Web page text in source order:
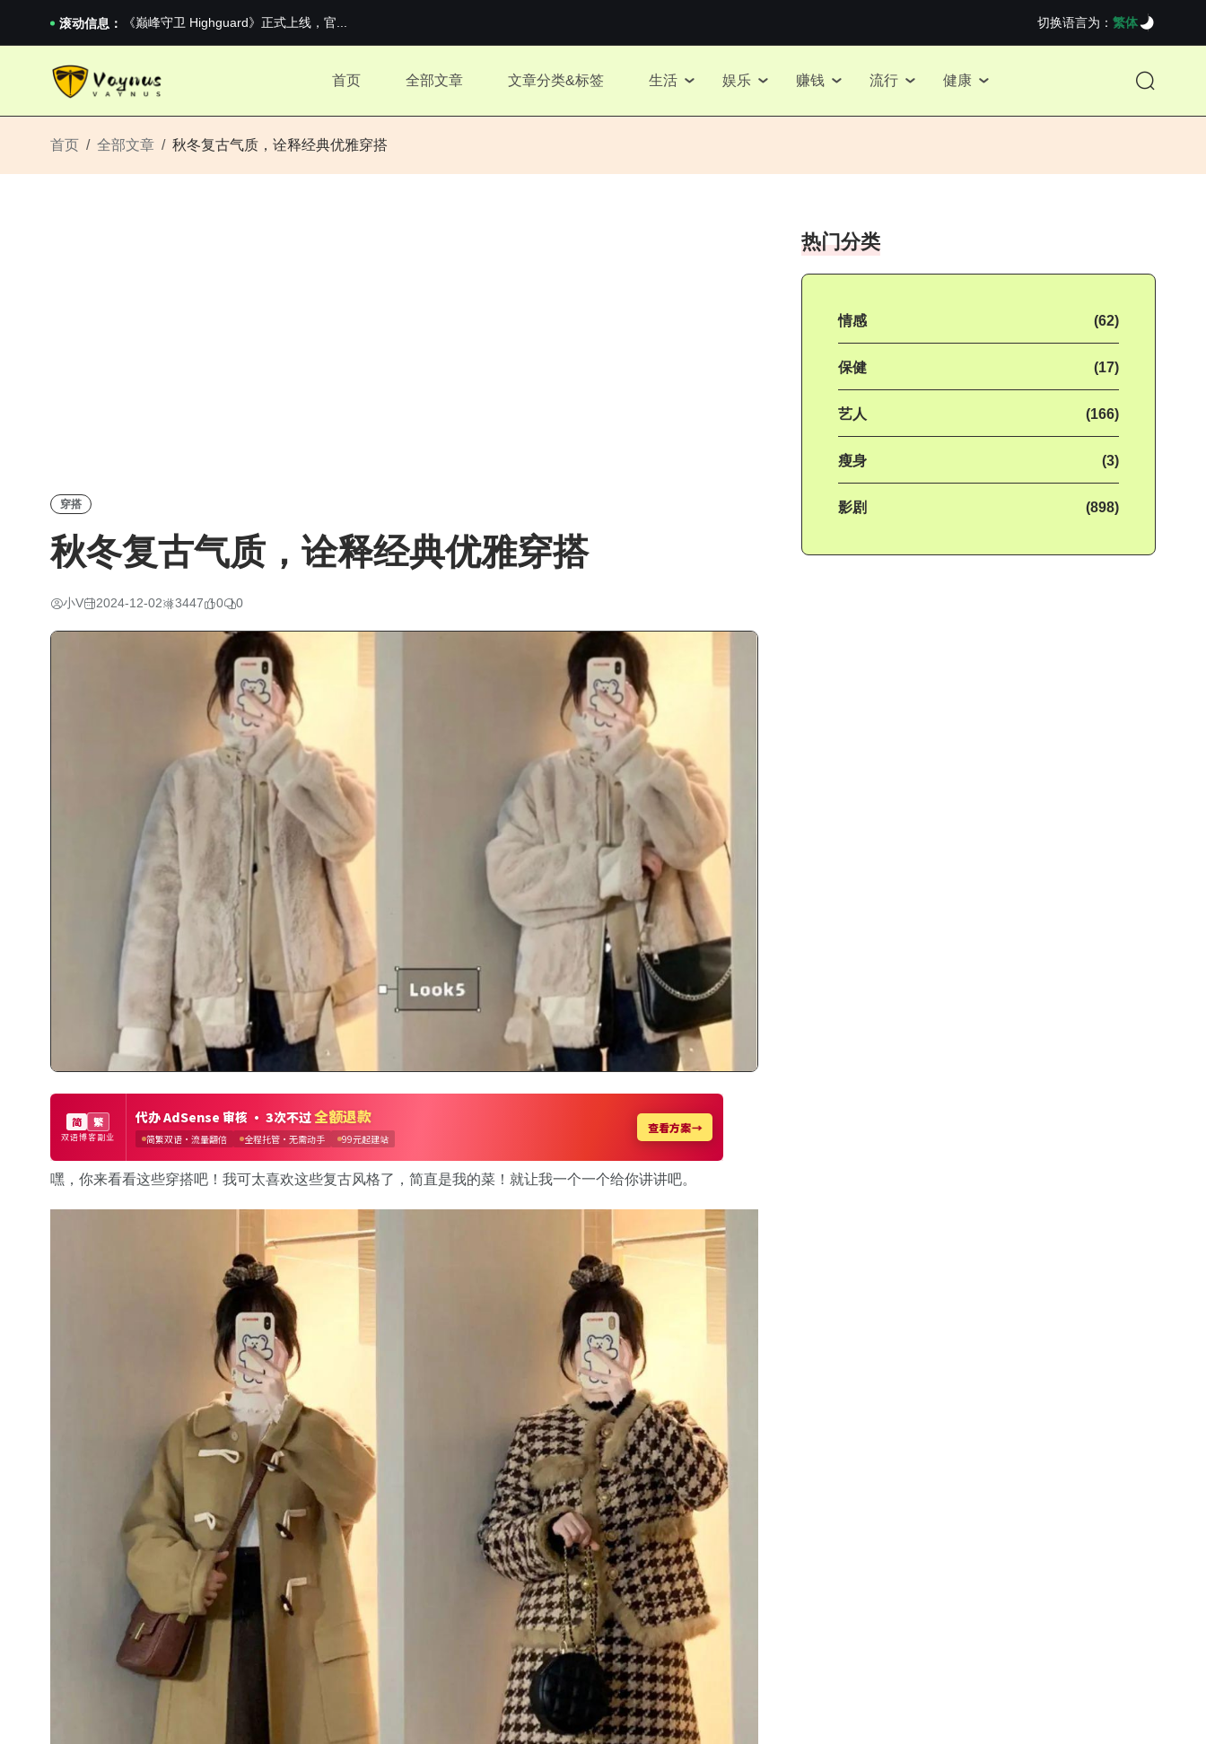
滚动信息：
男生找对象最重要的是什么？太真实了
2026澳网男单收官：全满贯对上全满亚，德约...
男生找对象最重要的是什么？太真实了
切换语言为： 繁体
首页 全部文章 文章分类&标签 生活 娱乐 赚钱 流行 健康
首页 全部文章 秋冬复古气质，诠释经典优雅穿搭
穿搭
秋冬复古气质，诠释经典优雅穿搭
小V 2024-12-02 3447 0 0
嘿，你来看看这些穿搭吧！我可太喜欢这些复古风格了，简直是我的菜！就让我一个一个给你讲讲吧。
热门分类
情感 (62)
保健 (17)
艺人 (166)
瘦身 (3)
影剧 (898)